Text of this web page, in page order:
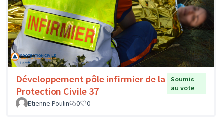
Développement pôle infirmier de la
Protection Civile 37
Soumis
au vote
Etienne Poulin
0 0